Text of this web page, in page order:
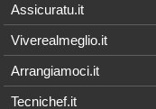
Assicuratu.it
Viverealmeglio.it
Arrangiamoci.it
Tecnichef.it